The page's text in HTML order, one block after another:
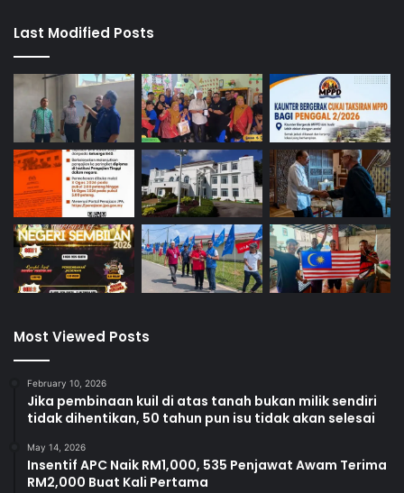
Last Modified Posts
Most Viewed Posts
February 10, 2026
Jika pembinaan kuil di atas tanah bukan milik sendiri
tidak dihentikan, 50 tahun pun isu tidak akan selesai
May 14, 2026
Insentif APC Naik RM1,000, 535 Penjawat Awam Terima
RM2,000 Buat Kali Pertama